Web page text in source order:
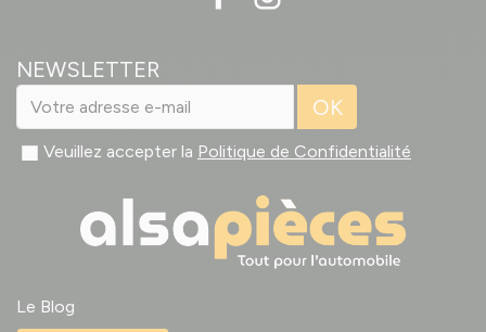
NEWSLETTER
OK
Veuillez accepter la Politique de Confidentialité
Le Blog